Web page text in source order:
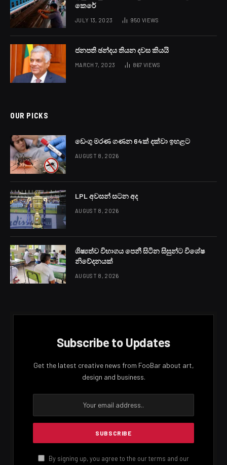
කෙරේ
JULY 13, 2023 950 VIEWS
ජනපති ඡන්දය තියන දවස කියයි
MARCH 7, 2023 867 VIEWS
OUR PICKS
ඩෙංගු මරණ ගණන 64ක් දක්වා ඉහළට
AUGUST 8, 2026
LPL අවසන් සටන අද
AUGUST 8, 2026
ශිෂ්‍යත්ව විභාගය පෙනී සිටින සිසුන්ට විශේෂ
නිවේදනයක්
AUGUST 8, 2026
Subscribe to Updates
Get the latest creative news from FooBar about art,
design and business.
By signing up, you agree to the our terms and our